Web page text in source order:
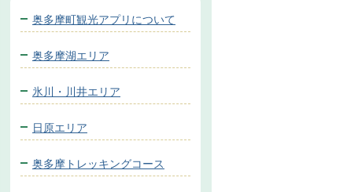
奥多摩町観光アプリについて
奥多摩湖エリア
氷川・川井エリア
日原エリア
奥多摩トレッキングコース